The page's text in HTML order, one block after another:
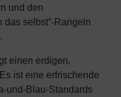
und den
das selbst“-Rangeln
einen erdigen,
ist eine erfrischende
und-Blau-Standards